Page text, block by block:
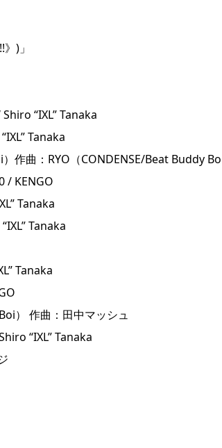
)」
“IXL” Tanaka
Tanaka
作曲：RYO（CONDENSE/Beat Buddy
/ KENGO
Tanaka
Tanaka
Tanaka
） 作曲：田中マッシュ
“IXL” Tanaka